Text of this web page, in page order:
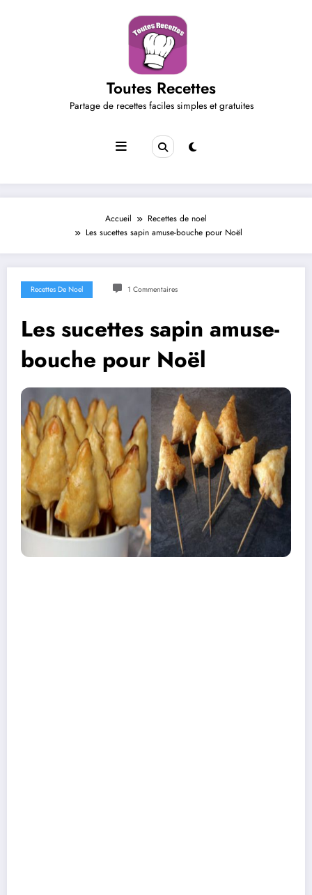
Toutes Recettes
Partage de recettes faciles simples et gratuites
Accueil
Recettes de noel
Les sucettes sapin amuse-bouche pour Noël
Recettes De Noel 1 Commentaires
Les sucettes sapin amuse-
bouche pour Noël